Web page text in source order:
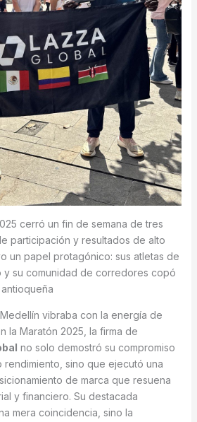
cerró un fin de semana de tres
participación y resultados de alto
un papel protagónico: sus atletas de
y su comunidad de corredores copó
vibraba con la energía de
la Maratón 2025, la firma de
no solo demostró su compromiso
sino que ejecutó una
de marca que resuena
y financiero. Su destacada
mera coincidencia, sino la